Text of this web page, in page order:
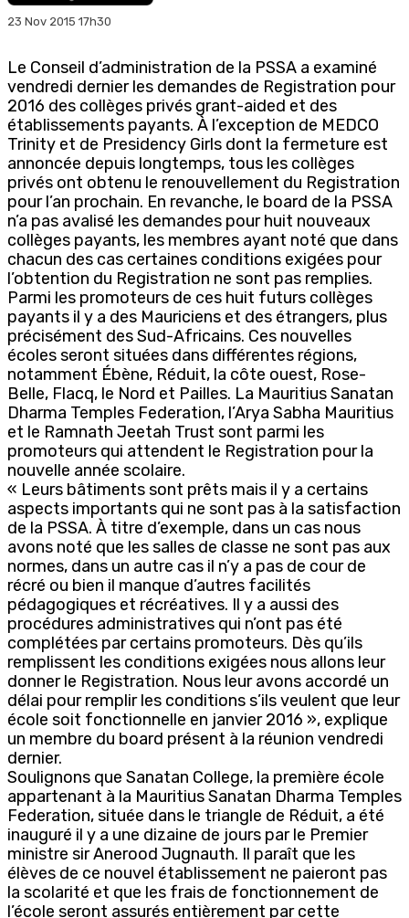
23 Nov 2015 17h30
Le Conseil d’administration de la PSSA a examiné
vendredi dernier les demandes de Registration pour
2016 des collèges privés grant-aided et des
établissements payants. À l’exception de MEDCO
Trinity et de Presidency Girls dont la fermeture est
annoncée depuis longtemps, tous les collèges
privés ont obtenu le renouvellement du Registration
pour l’an prochain. En revanche, le board de la PSSA
n’a pas avalisé les demandes pour huit nouveaux
collèges payants, les membres ayant noté que dans
chacun des cas certaines conditions exigées pour
l’obtention du Registration ne sont pas remplies.
Parmi les promoteurs de ces huit futurs collèges
payants il y a des Mauriciens et des étrangers, plus
précisément des Sud-Africains. Ces nouvelles
écoles seront situées dans différentes régions,
notamment Ébène, Réduit, la côte ouest, Rose-
Belle, Flacq, le Nord et Pailles. La Mauritius Sanatan
Dharma Temples Federation, l’Arya Sabha Mauritius
et le Ramnath Jeetah Trust sont parmi les
promoteurs qui attendent le Registration pour la
nouvelle année scolaire.
« Leurs bâtiments sont prêts mais il y a certains
aspects importants qui ne sont pas à la satisfaction
de la PSSA. À titre d’exemple, dans un cas nous
avons noté que les salles de classe ne sont pas aux
normes, dans un autre cas il n’y a pas de cour de
récré ou bien il manque d’autres facilités
pédagogiques et récréatives. Il y a aussi des
procédures administratives qui n’ont pas été
complétées par certains promoteurs. Dès qu’ils
remplissent les conditions exigées nous allons leur
donner le Registration. Nous leur avons accordé un
délai pour remplir les conditions s’ils veulent que leur
école soit fonctionnelle en janvier 2016 », explique
un membre du board présent à la réunion vendredi
dernier.
Soulignons que Sanatan College, la première école
appartenant à la Mauritius Sanatan Dharma Temples
Federation, située dans le triangle de Réduit, a été
inauguré il y a une dizaine de jours par le Premier
ministre sir Anerood Jugnauth. Il paraît que les
élèves de ce nouvel établissement ne paieront pas
la scolarité et que les frais de fonctionnement de
l’école seront assurés entièrement par cette